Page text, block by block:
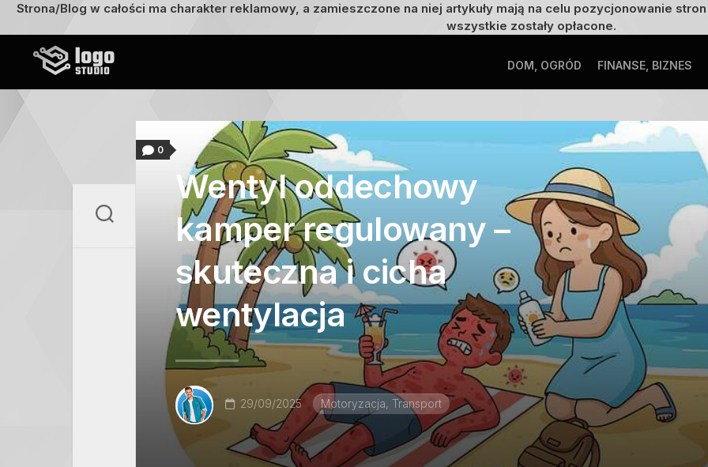
Strona/Blog w całości ma charakter reklamowy, a zamieszczone na niej artykuły mają na celu pozycjonowanie
wszystkie zostały opłacone.
DOM, OGRÓD FINANSE, BIZNES
0
Wentyl oddechowy
kamper regulowany –
skuteczna i cicha
wentylacja
29/09/2025 Motoryzacja, Transport